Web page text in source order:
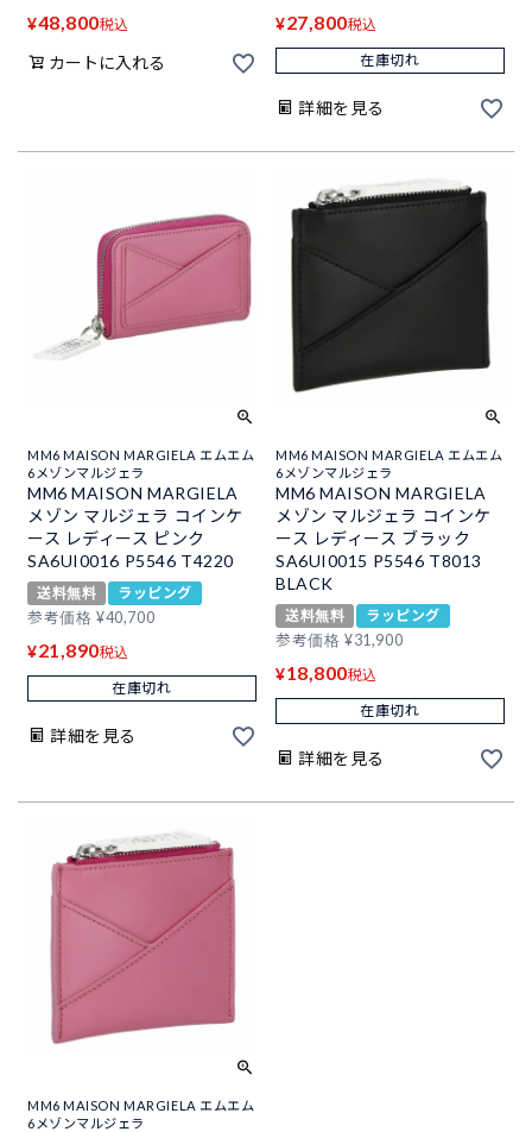
¥48,800税込
カートに入れる
¥27,800税込
在庫切れ
詳細を見る
MM6 MAISON MARGIELA エムエム
6メゾンマルジェラ
MM6 MAISON MARGIELA
メゾン マルジェラ コインケ
ース レディース ピンク
SA6UI0016 P5546 T4220
送料無料
ラッピング
参考価格 ¥40,700
¥21,890税込
在庫切れ
詳細を見る
MM6 MAISON MARGIELA エムエム
6メゾンマルジェラ
MM6 MAISON MARGIELA
メゾン マルジェラ コインケ
ース レディース ブラック
SA6UI0015 P5546 T8013
BLACK
送料無料
ラッピング
参考価格 ¥31,900
¥18,800税込
在庫切れ
詳細を見る
MM6 MAISON MARGIELA エムエム
6メゾンマルジェラ